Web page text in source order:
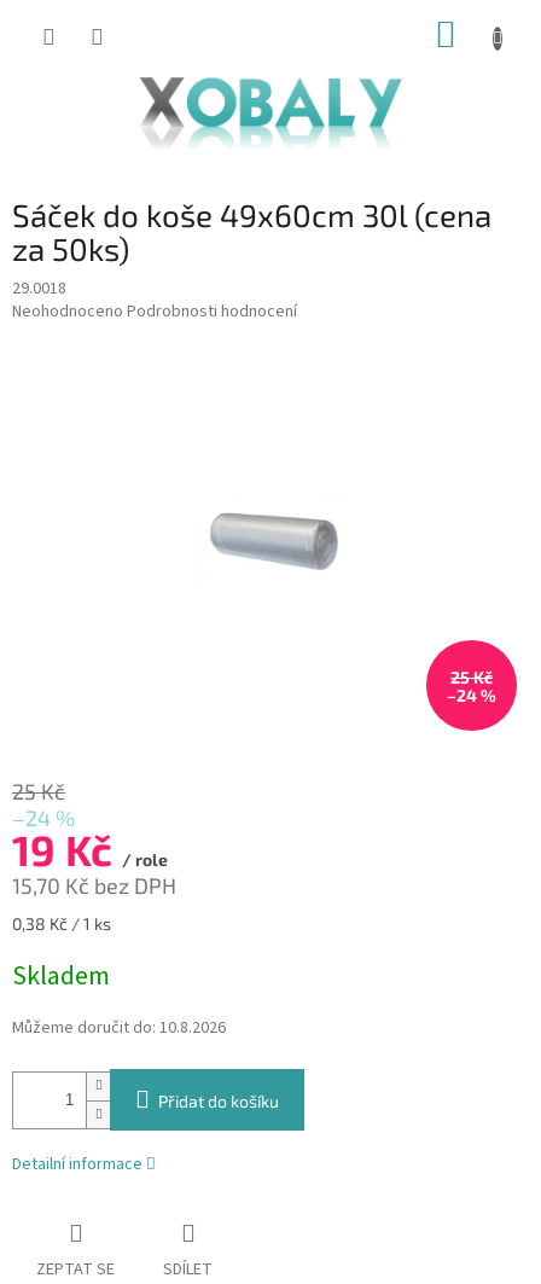
KOŠÍK
Sáček do koše 49x60cm 30l (cena
za 50ks)
29.0018
Průměrné
Neohodnoceno Podrobnosti hodnocení
25 Kč
–24 %
25 Kč
–24 %
19 Kč / role
15,70 Kč bez DPH
Měrná
0,38 Kč / 1 ks
Skladem
Můžeme doručit do: 10.8.2026
Přidat do košíku
Detailní informace
ZEPTAT SE SDÍLET